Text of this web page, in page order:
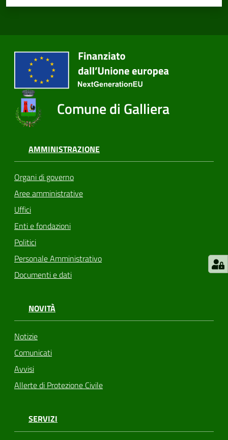
Comune di Galliera
AMMINISTRAZIONE
Organi di governo
Aree amministrative
Uffici
Enti e fondazioni
Politici
Personale Amministrativo
Documenti e dati
NOVITÀ
Notizie
Comunicati
Avvisi
Allerte di Protezione Civile
SERVIZI